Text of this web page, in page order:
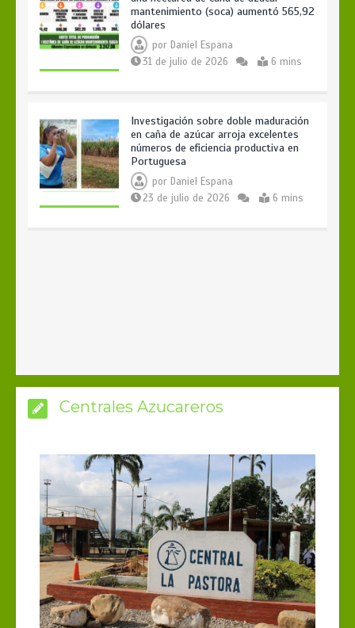
mantenimiento (soca) aumentó 565,92
dólares
por Daniel Espana
31 de julio de 2026
6 mins
Investigación sobre doble maduración
en caña de azúcar arroja excelentes
números de eficiencia productiva en
Portuguesa
por Daniel Espana
23 de julio de 2026
6 mins
Centrales Azucareros